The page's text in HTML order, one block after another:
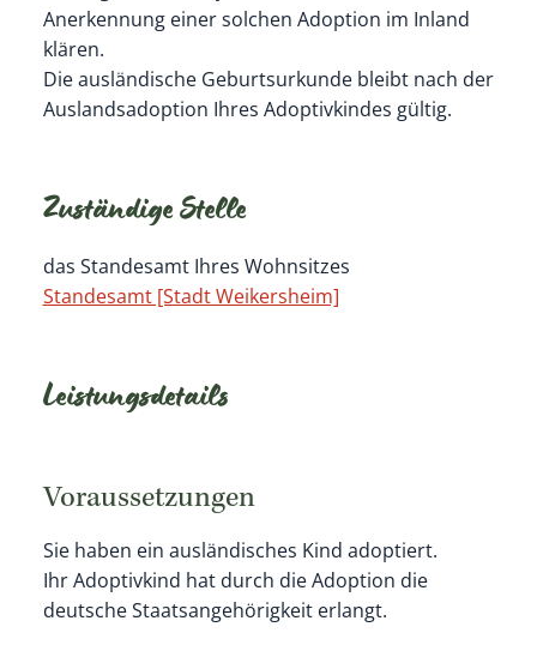
Anerkennung einer solchen Adoption im Inland
klären.
Die ausländische Geburtsurkunde bleibt nach der
Auslandsadoption Ihres Adoptivkindes gültig.
Zuständige Stelle
das Standesamt Ihres Wohnsitzes
Standesamt [Stadt Weikersheim]
Leistungsdetails
Voraussetzungen
Sie haben ein ausländisches Kind adoptiert.
Ihr Adoptivkind hat durch die Adoption die
deutsche Staatsangehörigkeit erlangt.